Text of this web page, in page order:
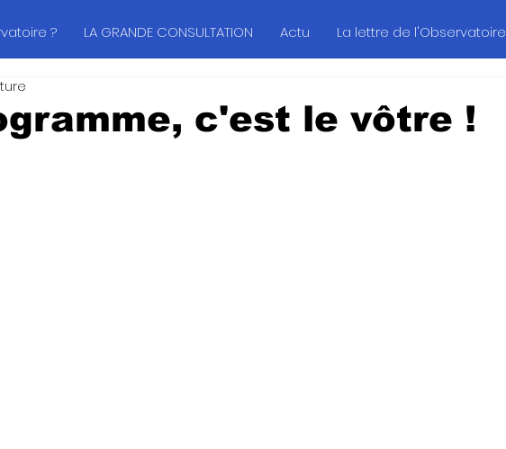
? LA GRANDE CONSULTATION Actu La lettre de l'Observatoire
c'est le vôtre !